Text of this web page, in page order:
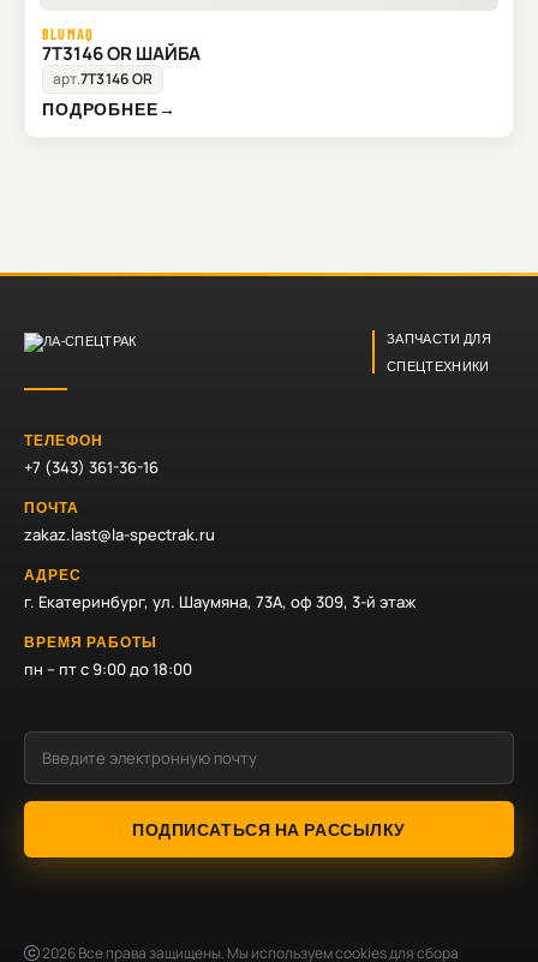
BLUMAQ
7T3146 OR ШАЙБА
арт.7T3146 OR
ПОДРОБНЕЕ→
ЗАПЧАСТИ ДЛЯ
СПЕЦТЕХНИКИ
ТЕЛЕФОН
+7 (343) 361-36-16
ПОЧТА
zakaz.last@la-spectrak.ru
АДРЕС
г. Екатеринбург, ул. Шаумяна, 73А, оф 309, 3-й этаж
ВРЕМЯ РАБОТЫ
пн – пт с 9:00 до 18:00
ПОДПИСАТЬСЯ НА РАССЫЛКУ
2026Все права защищены. Мы используем cookies для сбора